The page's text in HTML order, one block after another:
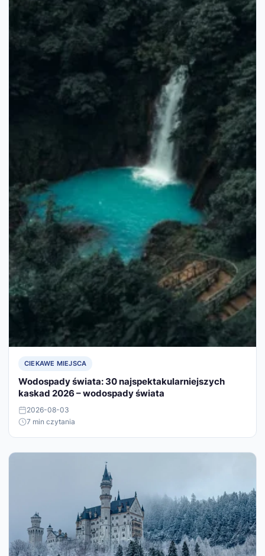
CIEKAWE MIEJSCA
Wodospady świata: 30 najspektakularniejszych
kaskad 2026 – wodospady świata
2026-08-03
7 min czytania